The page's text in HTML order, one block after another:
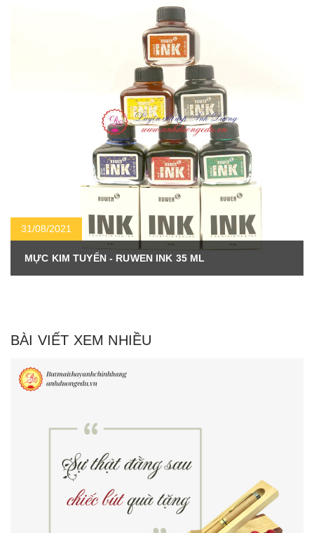
31/08/2021
MỰC KIM TUYẾN - RUWEN INK 35 ML
BÀI VIẾT XEM NHIỀU